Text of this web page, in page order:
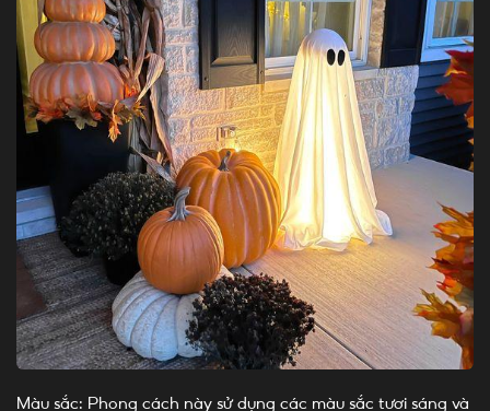
Màu sắc: Phong cách này sử dụng các màu sắc tươi sáng và